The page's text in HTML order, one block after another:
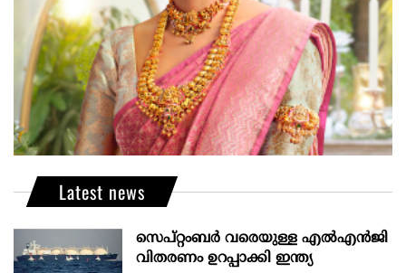
Latest news
സെപ്റ്റംബർ വരെയുള്ള എൽഎൻജി
വിതരണം ഉറപ്പാക്കി ഇന്ത്യ